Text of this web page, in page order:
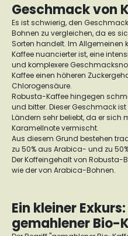
Geschmack von
Es ist schwierig, den
Bohnen zu vergleichen, da es
Sorten handelt. Im
Kaffee nuancierter ist, eine
und komplexere
Kaffee einen höheren
Chlorogensäure.
Robusta-Kaffee hingegen
und bitter. Dieser Geschmack
Ländern sehr beliebt, da er sich
Karamellnote vermischt.
Aus diesem Grund bestehen
zu 50% aus Arabica- und zu
Der Koffeingehalt von Robusta-
wie der von Arabica-Bohnen.
Ein kleiner
gemahlener Bio-